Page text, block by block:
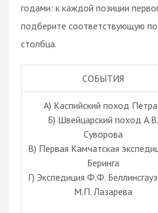
годами: к каждой позиции
подберите соответствующую
столбца.
СОБЫТИЯ
A) Каспийский поход
Б) Швейцарский поход А.В.
Суворова
В) Первая Камчатская
Беринга
Г) Экспедиция Ф.Ф.
М.П. Лазарева